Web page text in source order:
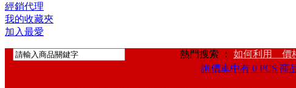
經銷代理
我的收藏夾
加入最愛
熱門搜索 ： 如何利用 價
詢價車中有 0 PCS 商